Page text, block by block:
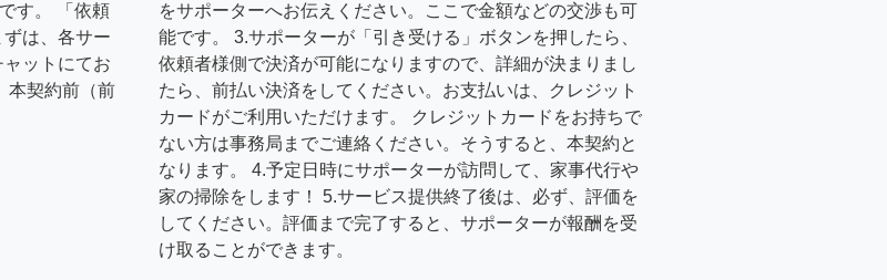
す。 「依頼
は、各サー
ットにてお
本契約前（前
をサポーターへお伝えください。ここで金額などの交渉も可
能です。 3.サポーターが「引き受ける」ボタンを押したら、
依頼者様側で決済が可能になりますので、詳細が決まりまし
たら、前払い決済をしてください。お支払いは、クレジット
カードがご利用いただけます。 クレジットカードをお持ちで
ない方は事務局までご連絡ください。そうすると、本契約と
なります。 4.予定日時にサポーターが訪問して、家事代行や
家の掃除をします！ 5.サービス提供終了後は、必ず、評価を
してください。評価まで完了すると、サポーターが報酬を受
け取ることができます。